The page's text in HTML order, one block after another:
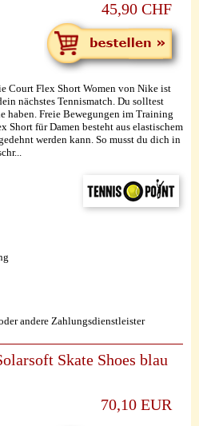
45,90 CHF
Court Flex Short Women von Nike ist
nächstes Tennismatch. Du solltest
haben. Freie Bewegungen im Training
für Damen besteht aus elastischem
werden kann. So musst du dich in
andere Zahlungsdienstleister
Skate Shoes blau
70,10 EUR